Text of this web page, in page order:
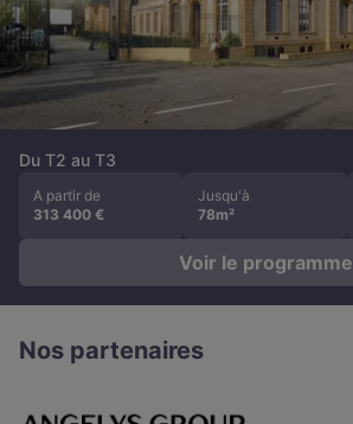
Du T2 au T3
A partir de
313 400 €
Jusqu'à
78m²
Voir le programme
Nos partenaires